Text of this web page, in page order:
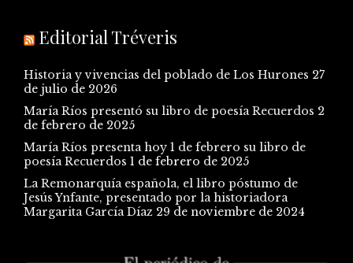
Editorial Tréveris
Historia y vivencias del poblado de Los Hurones 27
de julio de 2026
María Ríos presentó su libro de poesía Recuerdos 2
de febrero de 2025
María Ríos presenta hoy 1 de febrero su libro de
poesía Recuerdos 1 de febrero de 2025
La Remonarquía española, el libro póstumo de
Jesús Ynfante, presentado por la historiadora
Margarita García Díaz 29 de noviembre de 2024